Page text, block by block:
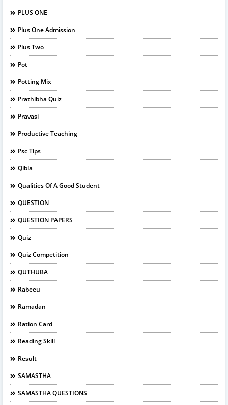
PLUS ONE
Plus One Admission
Plus Two
Pot
Potting Mix
Prathibha Quiz
Pravasi
Productive Teaching
Psc Tips
Qibla
Qualities Of A Good Student
QUESTION
QUESTION PAPERS
Quiz
Quiz Competition
QUTHUBA
Rabeeu
Ramadan
Ration Card
Reading Skill
Result
SAMASTHA
SAMASTHA QUESTIONS